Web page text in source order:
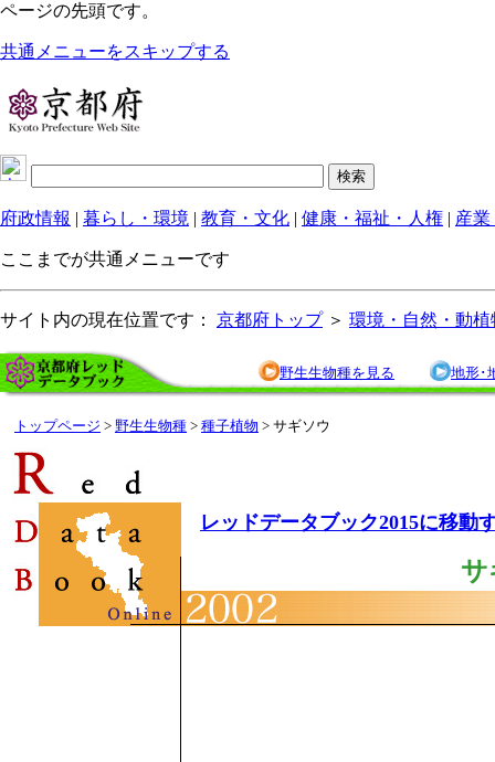
ページの先頭です。
共通メニューをスキップする
府政情報 | 暮らし・環境 | 教育・文化 | 健康・福祉・人権 | 産業
ここまでが共通メニューです
サイト内の現在位置です： 京都府トップ＞ 環境・自然・動植
野生生物種を見る 地形･
トップページ > 野生生物種 > 種子植物 > サギソウ
レッドデータブック2015に移動
サ